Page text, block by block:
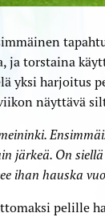
ja torstaina
yksi harjoitus
näyttävä
järkeä. On
ihan hauska
pelille